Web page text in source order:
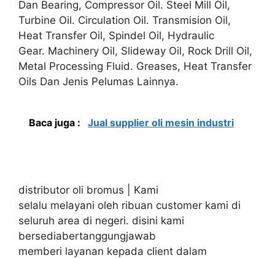
Dan Bearing, Compressor Oil. Steel Mill Oil,
Turbine Oil. Circulation Oil. Transmision Oil,
Heat Transfer Oil, Spindel Oil, Hydraulic
Gear. Machinery Oil, Slideway Oil, Rock Drill Oil,
Metal Processing Fluid. Greases, Heat Transfer
Oils Dan Jenis Pelumas Lainnya.
Baca juga : Jual supplier oli mesin industri
distributor oli bromus | Kami
selalu melayani oleh ribuan customer kami di
seluruh area di negeri. disini kami
bersediabertanggungjawab
memberi layanan kepada client dalam